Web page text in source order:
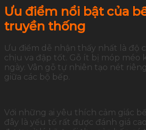
Ưu điểm nổi bật của
truyền thống
Ưu điểm dễ nhận thấy nhất là độ
chịu va đập tốt. Gỗ ít bị móp méo
ngày. Vân gỗ tự nhiên tạo nét
giữa các bộ bếp.
Với những ai yêu thích cảm giác
đây là yếu tố rất được đánh giá